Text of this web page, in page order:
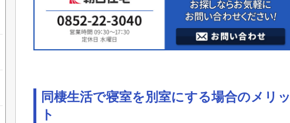
同棲生活で寝室を別室にする場合のメリッ
ト